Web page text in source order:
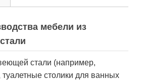
мебели из
стали (например,
столики для ванных